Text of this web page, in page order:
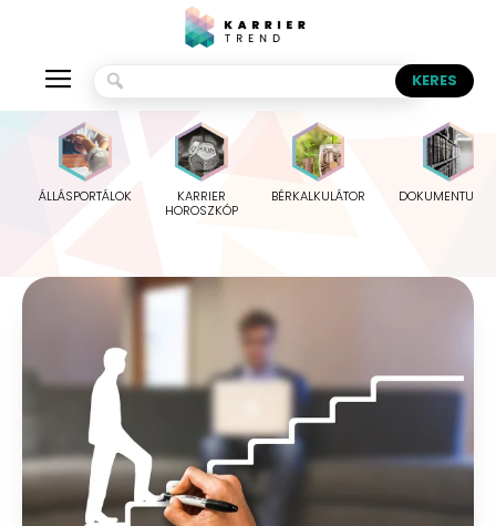
ÁLLÁSPORTÁLOK
KARRIER
HOROSZKÓP
BÉRKALKULÁTOR